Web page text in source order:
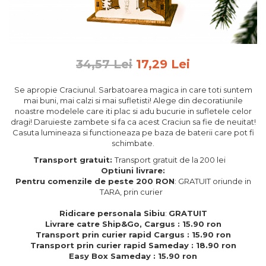
Diplome si Plachete
Insigne
Felicitari din lemn
Felicitari pentru cei dragi
Felicitari cu model
Decoratiuni pentru casa
Genti si portofele barbati din
34,57 Lei 17,29 Lei
Se apropie Craciunul. Sarbatoarea magica in care toti suntem
mai buni, mai calzi si mai sufletisti! Alege din decoratiunile
noastre modelele care iti plac si adu bucurie in sufletele celor
dragi! Daruieste zambete si fa ca acest Craciun sa fie de neuitat!
Casuta lumineaza si functioneaza pe baza de baterii care pot fi
schimbate.
Transport gratuit:Transport gratuit de la 200 lei
Optiuni livrare:
Pentru comenzile de peste 200 RON: GRATUIT oriunde in
TARA, prin curier
Ridicare personala Sibiu: GRATUIT
Livrare catre Ship&Go, Cargus : 15.90 ron
Transport prin curier rapid Cargus : 15.90 ron
Transport prin curier rapid Sameday : 18.90 ron
Easy Box Sameday : 15.90 ron